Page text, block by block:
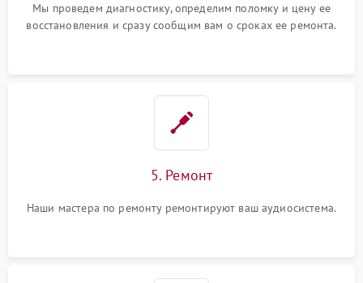
Мы проведем диагностику, определим поломку и цену ее
восстановления и сразу сообщим вам о сроках ее ремонта.
5. Ремонт
Наши мастера по ремонту ремонтируют ваш аудиосистема.